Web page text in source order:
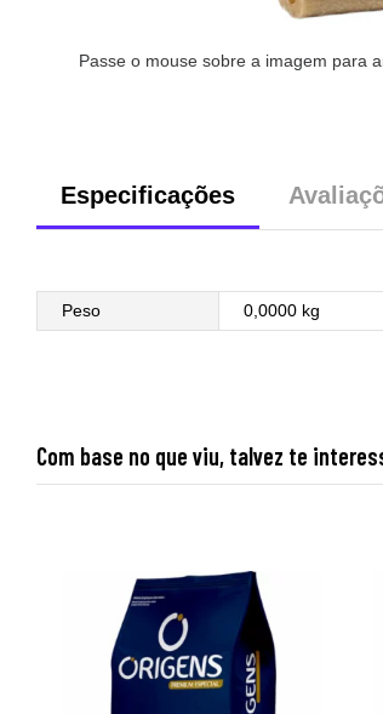
Passe o mouse sobre a imagem para
Especificações
Peso 0,0000 kg
Com base no que viu, talvez te